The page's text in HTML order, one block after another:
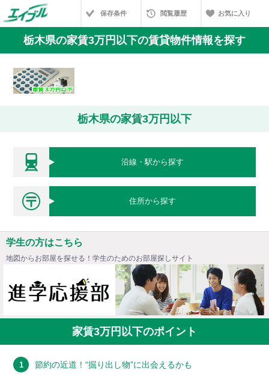
保存条件 閲覧履歴 お気に入り
栃木県の家賃3万円以下の賃貸物件情報を探す
栃木県の家賃3万円以下
沿線・駅から探す
住所から探す
学生の方はこちら
地図からお部屋を探せる！学生のためのお部屋探しサイト
家賃3万円以下のポイント
1 節約の近道！“掘り出し物”に出会えるかも